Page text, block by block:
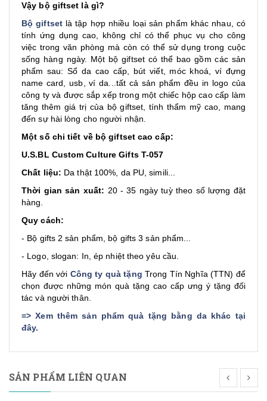
Vậy bộ giftset là gì?
Bộ giftsetlà tập hợp nhiều loại sản phẩm khác nhau, có
tính ứng dụng cao, không chỉ có thể phục vụ cho công
việc trong văn phòng mà còn có thể sử dụng trong cuộc
sống hàng ngày. Một bộ giftset có thể bao gồm các sản
phẩm sau: Sổ da cao cấp, bút viết, móc khoá, ví đựng
name card, usb, ví da...tất cả sản phẩm đều in logo của
công ty và được sắp xếp trong một chiếc hộp cao cấp làm
tăng thêm giá trị của bộ giftset, tính thẩm mỹ cao, mang
đến sự hài lòng cho người nhận.
Một số chi tiết về bộ giftset cao cấp:
U.S.BL Custom Culture Gifts T-057
Chất liệu: Da thật 100%, da PU, simili...
Thời gian sản xuất: 20 - 35 ngày tuỳ theo số lượng đặt
hàng.
Quy cách:
- Bộ gifts 2 sản phẩm, bộ gifts 3 sản phẩm...
- Logo, slogan: In, ép nhiệt theo yêu cầu.
Hãy đến với Công ty quà tặng Trọng Tín Nghĩa (TTN) để
chọn được những món quà tặng cao cấp ưng ý tặng đối
tác và người thân.
=>Xem thêm sản phẩm quà tặng bằng da khác tại
đây.
SẢN PHẨM LIÊN QUAN